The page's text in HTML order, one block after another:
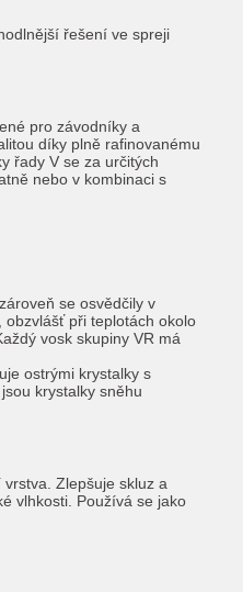
řešení ve spreji
pro závodníky a
díky plně rafinovanému
řady V se za určitých
nebo v kombinaci s
se osvědčily v
při teplotách okolo
vosk skupiny VR má
ostrými krystalky s
krystalky sněhu
Zlepšuje skluz a
vlhkosti. Používá se jako